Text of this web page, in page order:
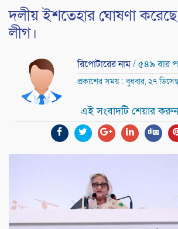
দলীয় ইশতেহার ঘোষণা
লীগ।
রিপোটারের নাম/ ৫৪৯ বার
প্রকাশের সময় : বুধবার, ২৭
এই সংবাদটি শেয়ার